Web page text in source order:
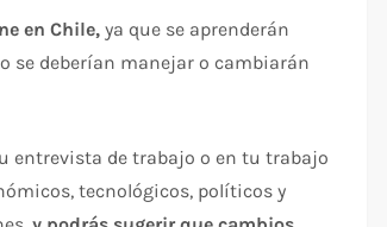
en Chile, ya que se aprenderán
se deberían manejar o cambiarán
entrevista de trabajo o en tu trabajo
tecnológicos, políticos y